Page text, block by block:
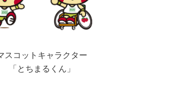
スコットキャラクター
「とちまるくん」